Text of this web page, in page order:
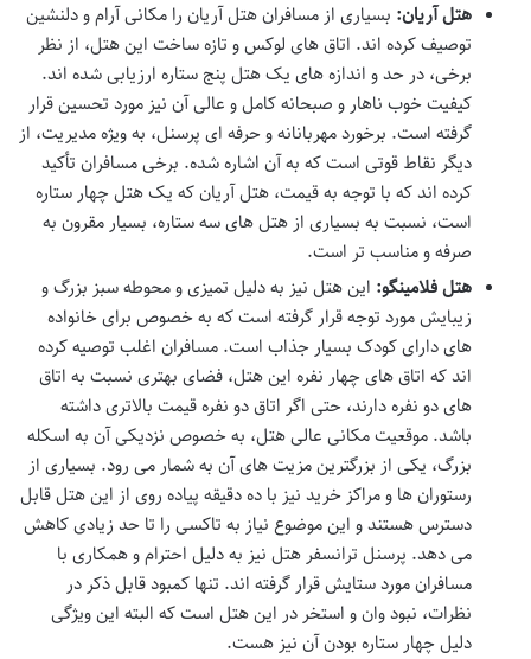
هتل آریان: بسیاری از مسافران هتل آریان را مکانی آرام و دلنشین
توصیف کرده اند. اتاق های لوکس و تازه ساخت این هتل، از نظر
برخی، در حد و اندازه های یک هتل پنج ستاره ارزیابی شده اند.
کیفیت خوب ناهار و صبحانه کامل و عالی آن نیز مورد تحسین قرار
گرفته است. برخورد مهربانانه و حرفه ای پرسنل، به ویژه مدیریت، از
دیگر نقاط قوتی است که به آن اشاره شده. برخی مسافران تأکید
کرده اند که با توجه به قیمت، هتل آریان که یک هتل چهار ستاره
است، نسبت به بسیاری از هتل های سه ستاره، بسیار مقرون به
صرفه و مناسب تر است.
هتل فلامینگو: این هتل نیز به دلیل تمیزی و محوطه سبز بزرگ و
زیبایش مورد توجه قرار گرفته است که به خصوص برای خانواده
های دارای کودک بسیار جذاب است. مسافران اغلب توصیه کرده
اند که اتاق های چهار نفره این هتل، فضای بهتری نسبت به اتاق
های دو نفره دارند، حتی اگر اتاق دو نفره قیمت بالاتری داشته
باشد. موقعیت مکانی عالی هتل، به خصوص نزدیکی آن به اسکله
بزرگ، یکی از بزرگترین مزیت های آن به شمار می رود. بسیاری از
رستوران ها و مراکز خرید نیز با ده دقیقه پیاده روی از این هتل قابل
دسترس هستند و این موضوع نیاز به تاکسی را تا حد زیادی کاهش
می دهد. پرسنل ترانسفر هتل نیز به دلیل احترام و همکاری با
مسافران مورد ستایش قرار گرفته اند. تنها کمبود قابل ذکر در
نظرات، نبود وان و استخر در این هتل است که البته این ویژگی
دلیل چهار ستاره بودن آن نیز هست.